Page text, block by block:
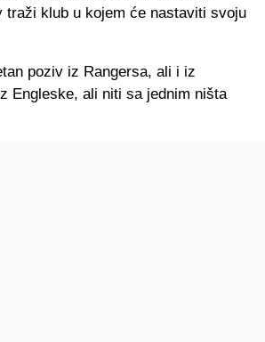
traži klub u kojem će nastaviti svoju
poziv iz Rangersa, ali i iz
Engleske, ali niti sa jednim ništa